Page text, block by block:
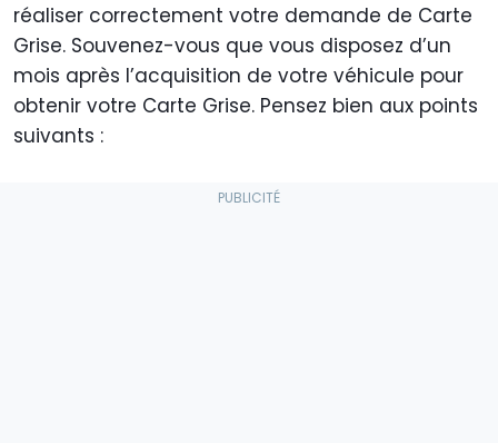
réaliser correctement votre demande de Carte
Grise. Souvenez-vous que vous disposez d’un
mois après l’acquisition de votre véhicule pour
obtenir votre Carte Grise. Pensez bien aux points
suivants :